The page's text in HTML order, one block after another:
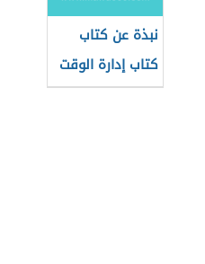
نبذة عن كتاب
كتاب إدارة الوقت
لطارق سويدان